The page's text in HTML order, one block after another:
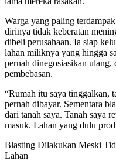
Warga yang paling
dirinya tidak keberatan
dibeli perusahaan. Ia siap
lahan miliknya yang hingga
pernah dinegosiasikan ulang,
pembebasan.
“Rumah itu saya tinggalkan,
pernah dibayar. Sementara
dari tanah saya. Tanah saya
masuk. Lahan yang dulu
Blasting Dilakukan Meski
Lahan